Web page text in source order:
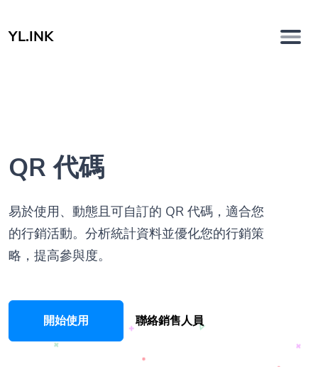
YL.INK
QR 代碼
易於使用、動態且可自訂的 QR 代碼，適合您
的行銷活動。分析統計資料並優化您的行銷策
略，提高參與度。
開始使用 聯絡銷售人員